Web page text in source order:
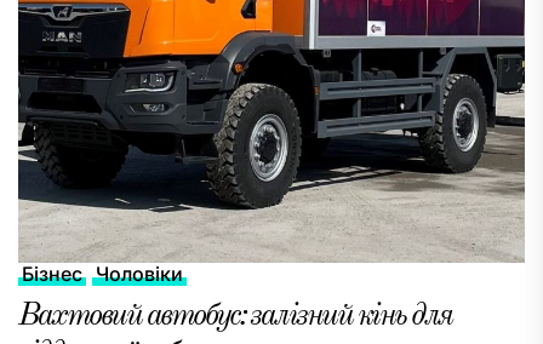
Бізнес Чоловіки
Вахтовий автобус: залізний кінь для